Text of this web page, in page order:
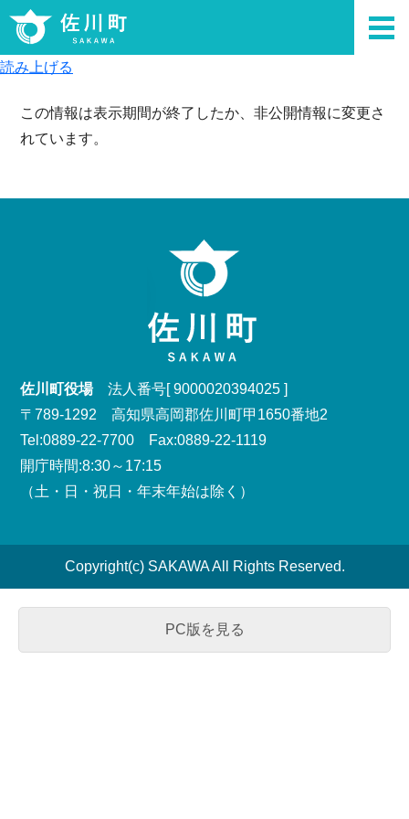
読み上げる
この情報は表示期間が終了したか、非公開情報に変更さ
れています。
佐川町役場法人番号[ 9000020394025 ]
〒789-1292 高知県高岡郡佐川町甲1650番地2
Tel:0889-22-7700 Fax:0889-22-1119
開庁時間:8:30～17:15
（土・日・祝日・年末年始は除く）
Copyright(c) SAKAWA All Rights Reserved.
PC版を見る